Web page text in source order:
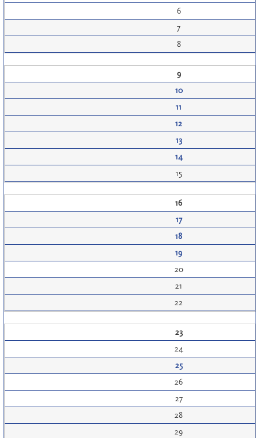
6
7
8
9
10
11
12
13
14
15
16
17
18
19
20
21
22
23
24
25
26
27
28
29